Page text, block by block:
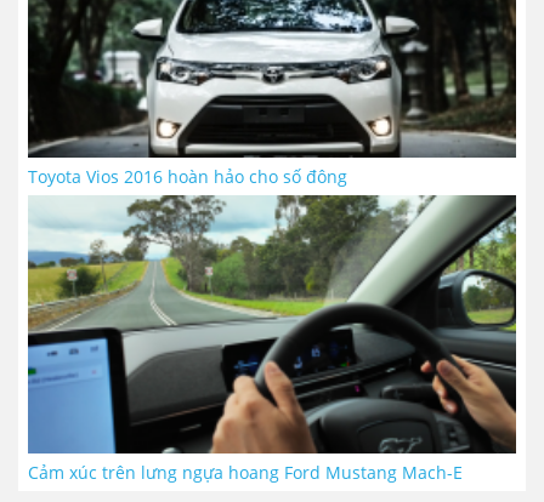
Toyota Vios 2016 hoàn hảo cho số đông
Cảm xúc trên lưng ngựa hoang Ford Mustang Mach-E